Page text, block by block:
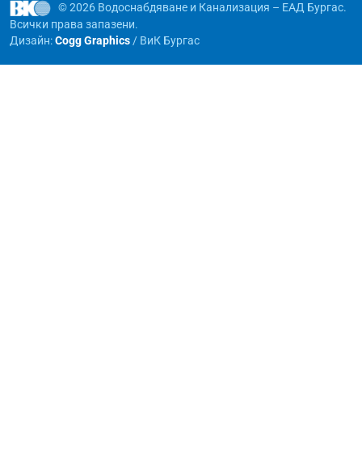
© 2026 Водоснабдяване и Канализация – ЕАД Бургас.
Всички права запазени.
Дизайн:Cogg Graphics/ ВиК Бургас